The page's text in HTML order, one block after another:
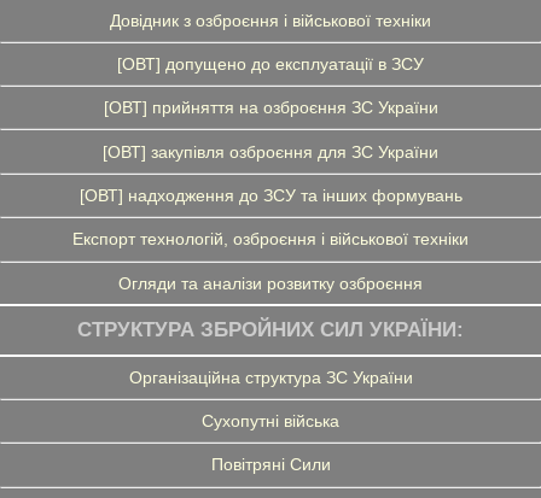
Довідник з озброєння і військової техніки
[ОВТ] допущено до експлуатації в ЗСУ
[ОВТ] прийняття на озброєння ЗС України
[ОВТ] закупівля озброєння для ЗС України
[ОВТ] надходження до ЗСУ та інших формувань
Експорт технологій, озброєння і військової техніки
Огляди та аналізи розвитку озброєння
СТРУКТУРА ЗБРОЙНИХ СИЛ УКРАЇНИ:
Організаційна структура ЗС України
Сухопутні війська
Повітряні Сили